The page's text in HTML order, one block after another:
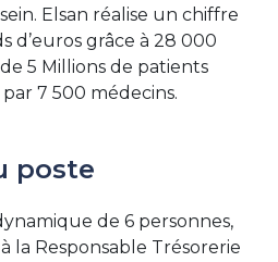
Elsan réalise un chiffre
d’euros grâce à 28 000
5 Millions de patients
7 500 médecins.
poste
de 6 personnes,
la Responsable Trésorerie